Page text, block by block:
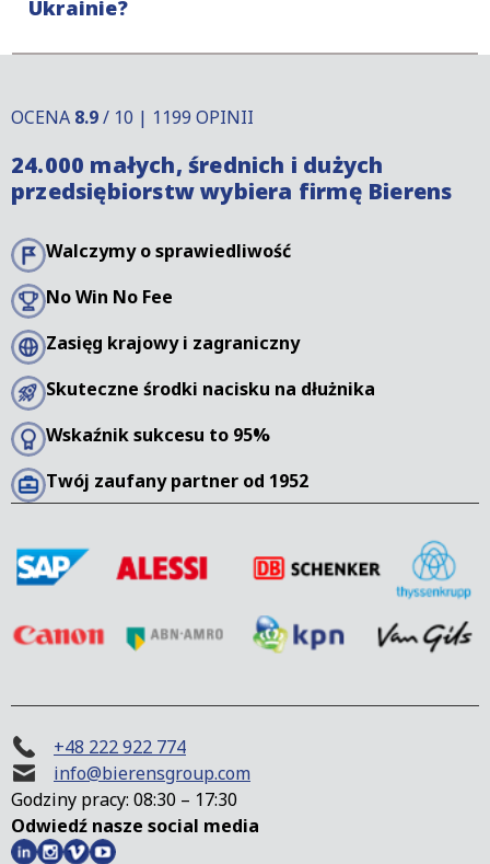
podniesie zarzut.
Ukrainie?
Ukrainie różni się od okresu przedawnienia w
innych krajach. Istnieją również pewne sposoby na
przerwanie biegu przedawnienia. Aby uzyskać
więcej informacji, prosimy o kontakt z naszymi
OCENA 8.9/ 10 | 1199 OPINII
24.000 małych, średnich i dużych
przedsiębiorstw wybiera firmę Bierens
Walczymy o sprawiedliwość
No Win No Fee
Zasięg krajowy i zagraniczny
Skuteczne środki nacisku na dłużnika
Wskaźnik sukcesu to 95%
Twój zaufany partner od 1952
+48 222 922 774
info@bierensgroup.com
Godziny pracy: 08:30 – 17:30
Odwiedź nasze social media